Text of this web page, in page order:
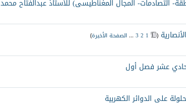
التصادمات- المجال المغناطيسى) للأستاذ عبدالفتاح محمد
(
1
2
3
... الصفحة الأخيرة)
عشر فصل أول
على الدوائر الكهربية